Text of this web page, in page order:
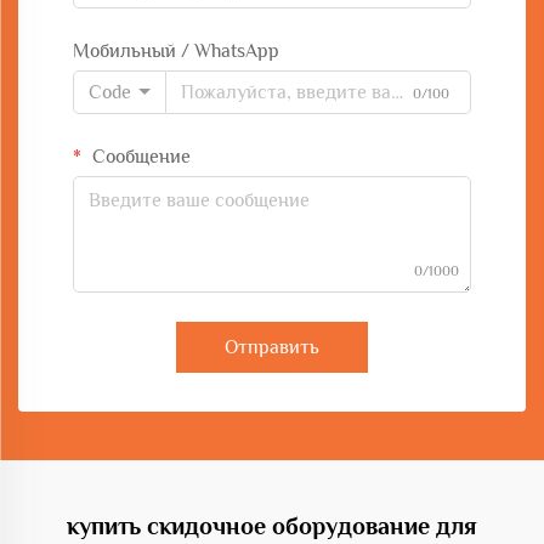
Мобильный / WhatsApp
Code
0/100
Сообщение
0/1000
Отправить
купить скидочное оборудование для